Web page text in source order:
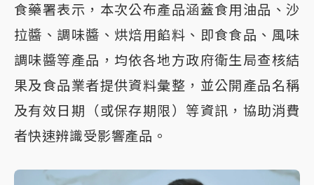
食藥署表示，本次公布產品涵蓋食用油品、沙
拉醬、調味醬、烘焙用餡料、即食食品、風味
調味醬等產品，均依各地方政府衛生局查核結
果及食品業者提供資料彙整，並公開產品名稱
及有效日期（或保存期限）等資訊，協助消費
者快速辨識受影響產品。